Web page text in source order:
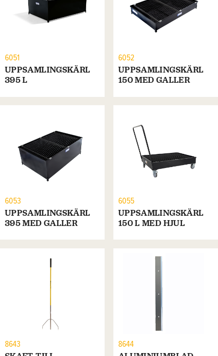
6051
UPPSAMLINGSKÄRL
395 L
6052
UPPSAMLINGSKÄRL
150 MED GALLER
6053
UPPSAMLINGSKÄRL
395 MED GALLER
6055
UPPSAMLINGSKÄRL
150 L MED HJUL
8643 8644